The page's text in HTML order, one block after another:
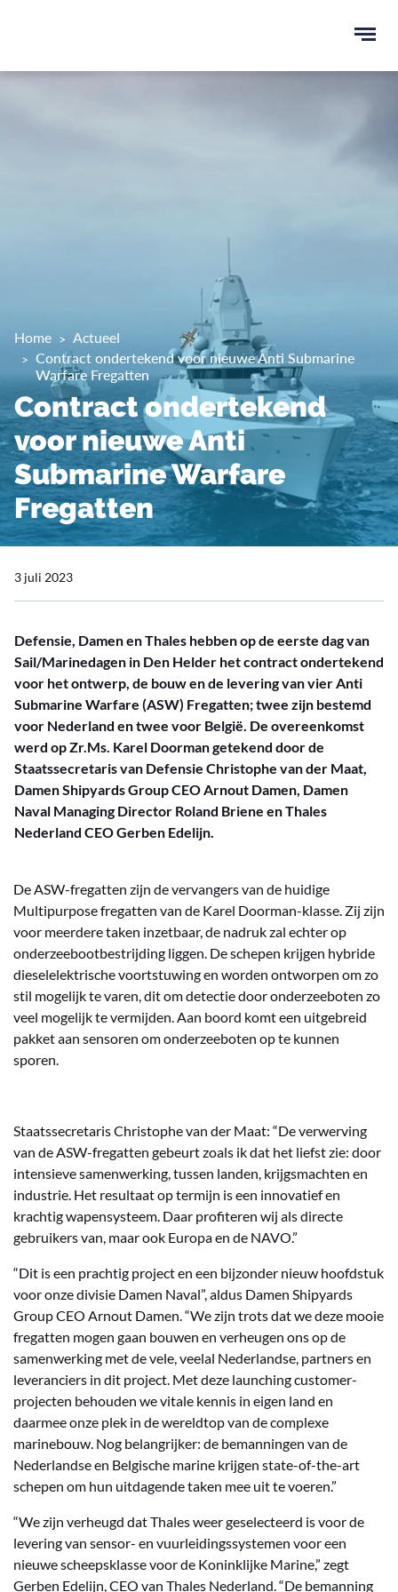
menu
Home
Actueel
Contract ondertekend voor nieuwe Anti Submarine
Warfare Fregatten
Contract ondertekend
voor nieuwe Anti
Submarine Warfare
Fregatten
3 juli 2023
Defensie, Damen en Thales hebben op de eerste dag van
Sail/Marinedagen in Den Helder het contract ondertekend
voor het ontwerp, de bouw en de levering van vier Anti
Submarine Warfare (ASW) Fregatten; twee zijn bestemd
voor Nederland en twee voor België. De overeenkomst
werd op Zr.Ms. Karel Doorman getekend door de
Staatssecretaris van Defensie Christophe van der Maat,
Damen Shipyards Group CEO Arnout Damen, Damen
Naval Managing Director Roland Briene en Thales
Nederland CEO Gerben Edelijn.
De ASW-fregatten zijn de vervangers van de huidige
Multipurpose fregatten van de Karel Doorman-klasse. Zij zijn
voor meerdere taken inzetbaar, de nadruk zal echter op
onderzeebootbestrijding liggen. De schepen krijgen hybride
dieselelektrische voortstuwing en worden ontworpen om zo
stil mogelijk te varen, dit om detectie door onderzeeboten zo
veel mogelijk te vermijden. Aan boord komt een uitgebreid
pakket aan sensoren om onderzeeboten op te kunnen
sporen.
Staatssecretaris Christophe van der Maat: “De verwerving
van de ASW-fregatten gebeurt zoals ik dat het liefst zie: door
intensieve samenwerking, tussen landen, krijgsmachten en
industrie. Het resultaat op termijn is een innovatief en
krachtig wapensysteem. Daar profiteren wij als directe
gebruikers van, maar ook Europa en de NAVO.”
“Dit is een prachtig project en een bijzonder nieuw hoofdstuk
voor onze divisie Damen Naval”, aldus Damen Shipyards
Group CEO Arnout Damen. “We zijn trots dat we deze mooie
fregatten mogen gaan bouwen en verheugen ons op de
samenwerking met de vele, veelal Nederlandse, partners en
leveranciers in dit project. Met deze launching customer-
projecten behouden we vitale kennis in eigen land en
daarmee onze plek in de wereldtop van de complexe
marinebouw. Nog belangrijker: de bemanningen van de
Nederlandse en Belgische marine krijgen state-of-the-art
schepen om hun uitdagende taken mee uit te voeren.”
“We zijn verheugd dat Thales weer geselecteerd is voor de
levering van sensor- en vuurleidingssystemen voor een
nieuwe scheepsklasse voor de Koninklijke Marine,” zegt
Gerben Edelijn, CEO van Thales Nederland. “De bemanning